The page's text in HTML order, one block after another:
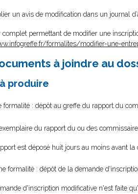
un avis de modification dans un journal
complet permettant de modifier une
formalites/modifier-une-
à joindre au
produire
formalité : dépôt au greffe du rapport du
du rapport du ou des
est déposé huit jours au moins avant
formalité : dépôt de la demande
d'inscription modificative n'est faite